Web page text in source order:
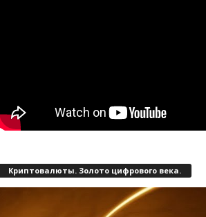
Криптовалюты. Золото цифрового века.